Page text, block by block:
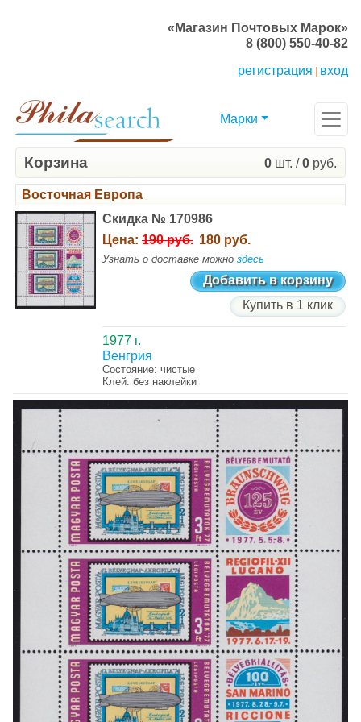
«Магазин Почтовых Марок»
8 (800) 550-40-82
регистрация
вход
Марки
Корзина 0 шт. /0 руб.
Восточная Европа
Скидка № 170986
Цена: 190 руб. 180 руб.
Узнать о доставке можно здесь
Добавить в корзину
Купить в 1 клик
1977 г.
Венгрия
Состояние: чистые
Клей: без наклейки